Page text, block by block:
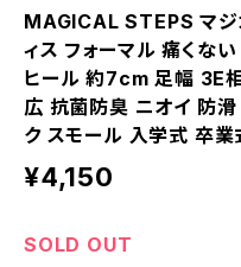
MAGICAL STEPS マジ
ィス フォーマル 痛くな
ヒール 約7cm 足幅 3E
広 抗菌防臭 ニオイ 防滑
ク スモール 入学式 卒
¥4,150
SOLD OUT